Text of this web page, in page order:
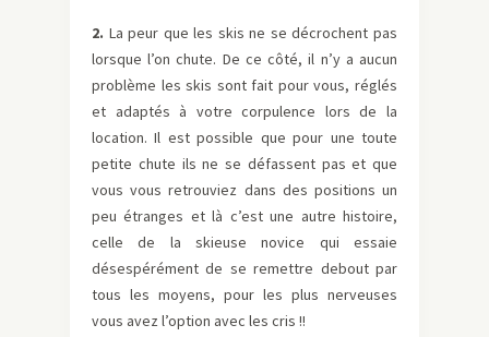
2. La peur que les skis ne se décrochent pas
lorsque l’on chute. De ce côté, il n’y a aucun
problème les skis sont fait pour vous, réglés
et adaptés à votre corpulence lors de la
location. Il est possible que pour une toute
petite chute ils ne se défassent pas et que
vous vous retrouviez dans des positions un
peu étranges et là c’est une autre histoire,
celle de la skieuse novice qui essaie
désespérément de se remettre debout par
tous les moyens, pour les plus nerveuses
vous avez l’option avec les cris !!